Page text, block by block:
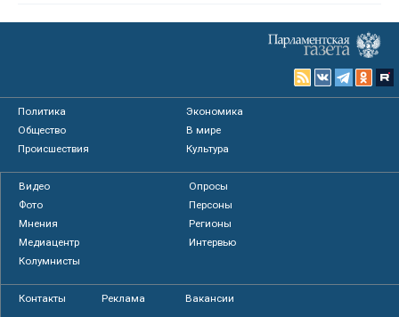
Политика
Экономика
Общество
В мире
Происшествия
Культура
Видео
Опросы
Фото
Персоны
Мнения
Регионы
Медиацентр
Интервью
Колумнисты
Контакты Реклама Вакансии